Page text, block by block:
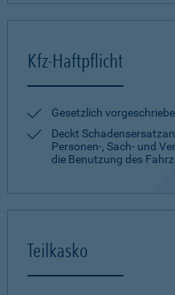
Kfz-Haftpflicht
Gesetzlich
Deckt
Personen-, Sach- und
die Benutzung des
Teilkasko